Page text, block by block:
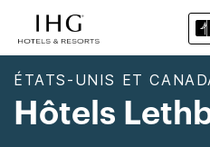
ÉTATS-UNIS ET
Hôtels